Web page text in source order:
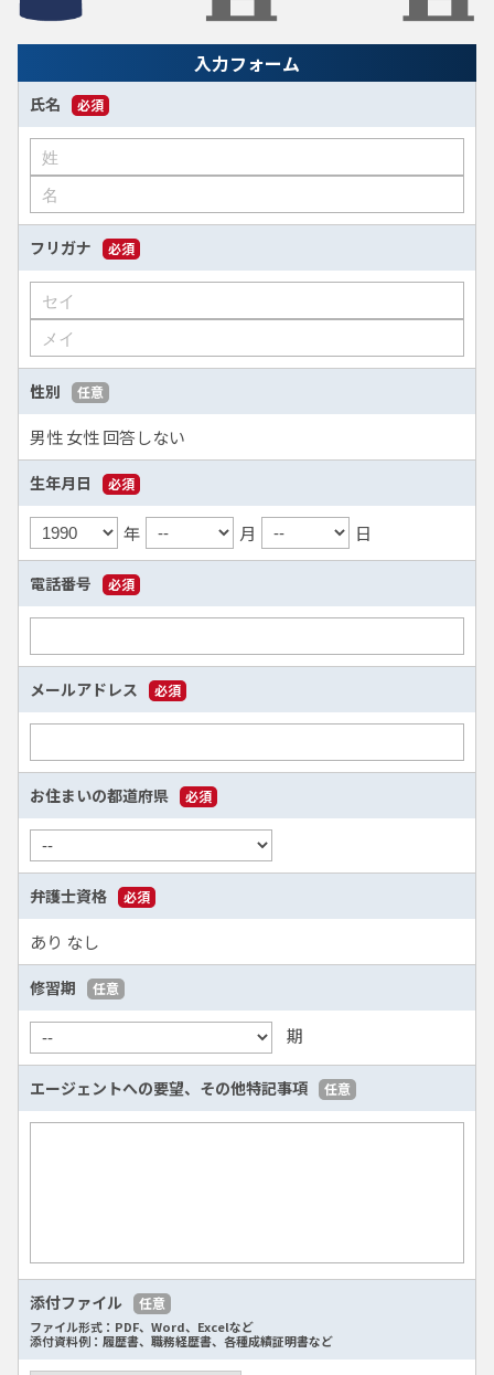
入力フォーム
氏名 必須
フリガナ 必須
性別 任意
男性女性回答しない
生年月日 必須
年 月 日
電話番号 必須
メールアドレス 必須
お住まいの都道府県 必須
弁護士資格 必須
あり なし
修習期 任意
期
エージェントへの要望、 その他特記事項 任意
添付ファイル 任意
ファイル形式：PDF、Word、Excelなど
添付資料例：履歴書、職務経歴書、各種成績証明書など